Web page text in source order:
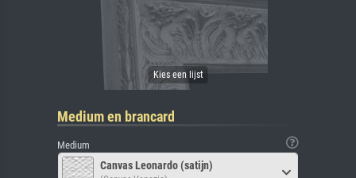
Medium en brancard
Medium
Canvas Leonardo (satijn)